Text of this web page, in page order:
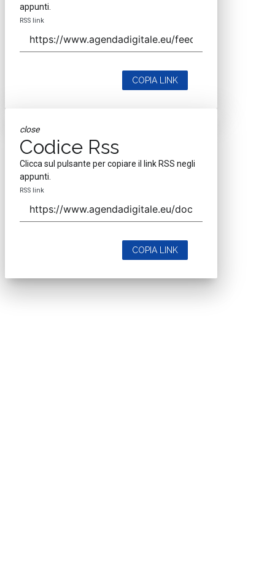
appunti.
RSS link
COPIA LINK
close
Codice Rss
Clicca sul pulsante per copiare il link RSS negli
appunti.
RSS link
COPIA LINK